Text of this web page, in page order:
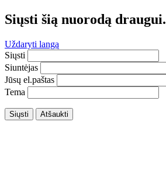
Siųsti šią nuorodą draugui.
Uždaryti langą
Siųsti
Siuntėjas
Jūsų el.paštas
Tema
Siųsti Atšaukti